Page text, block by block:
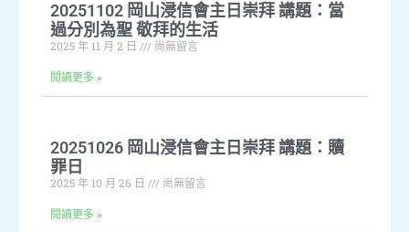
20251102 岡山浸信會主日崇拜 講題：當
過分別為聖 敬拜的生活
2025 年 11 月 2 日 尚無留言
閱讀更多 »
20251026 岡山浸信會主日崇拜 講題：贖
罪日
2025 年 10 月 26 日 尚無留言
閱讀更多 »